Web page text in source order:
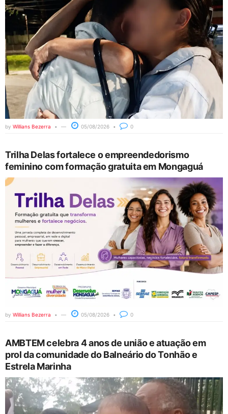
by Willians Bezerra 05/08/2026 0
Trilha Delas fortalece o empreendedorismo
feminino com formação gratuita em Mongaguá
by Willians Bezerra 05/08/2026 0
AMBTEM celebra 4 anos de união e atuação em
prol da comunidade do Balneário do Tonhão e
Estrela Marinha